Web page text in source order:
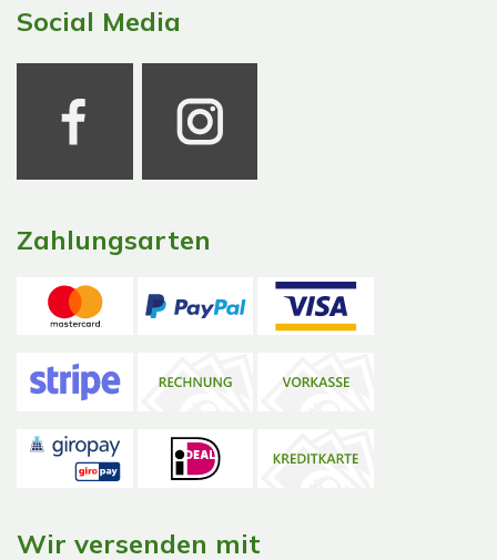
Social Media
Zahlungsarten
Wir versenden mit